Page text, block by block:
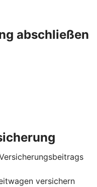
abschließen
versichern